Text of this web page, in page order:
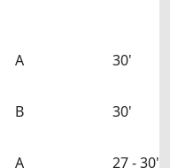
A 30'
B 30'
A 27 - 30'